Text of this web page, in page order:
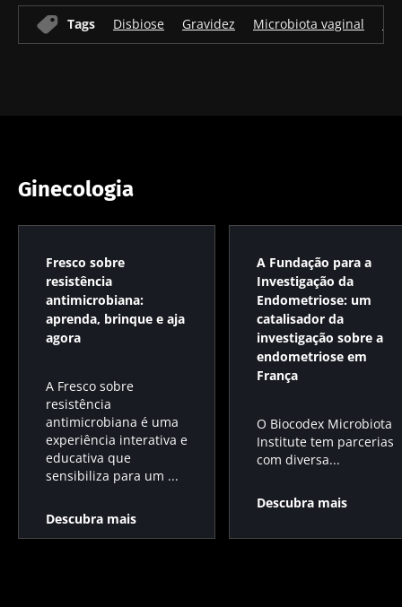
Tags Disbiose Gravidez Microbiota vaginal
Ginecologia
Fresco sobre
resistência
antimicrobiana:
aprenda, brinque e aja
agora
A Fresco sobre
resistência
antimicrobiana é uma
experiência interativa e
educativa que
sensibiliza para um ...
Descubra mais
A Fundação para a
Investigação da
Endometriose: um
catalisador da
investigação sobre a
endometriose em
França
O Biocodex Microbiota
Institute tem parcerias
com diversa...
Descubra mais